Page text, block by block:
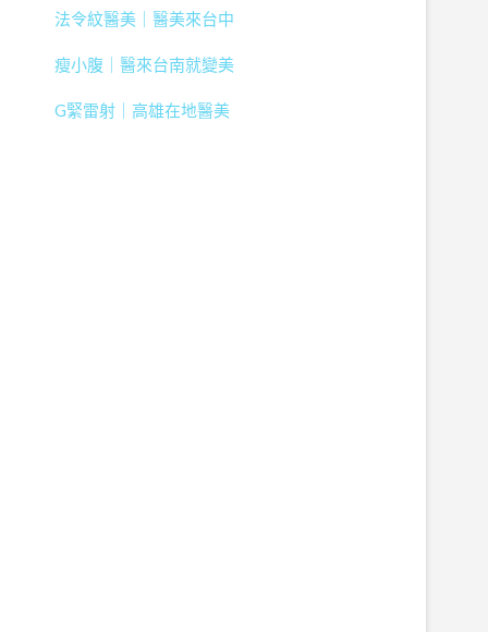
法令紋醫美｜醫美來台中
瘦小腹｜醫來台南就變美
G緊雷射｜高雄在地醫美